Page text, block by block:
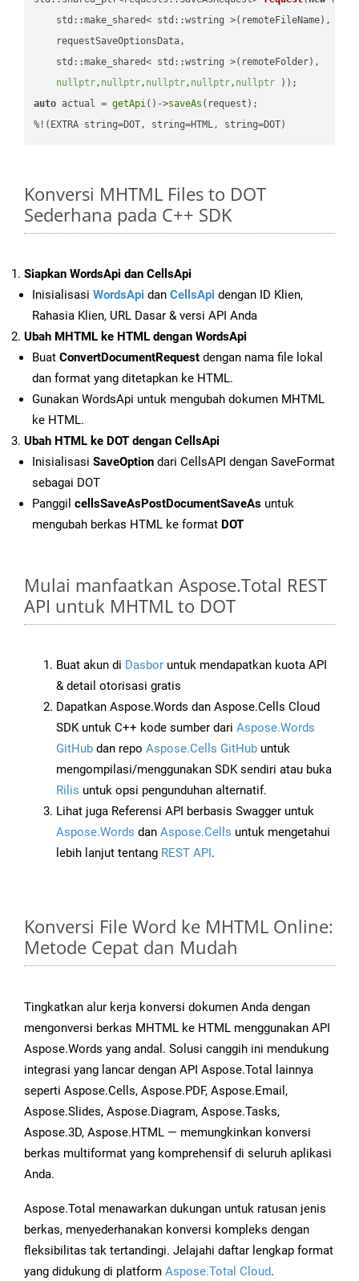
    std::make_shared< std::wstring >(remoteFileName),
    requestSaveOptionsData,
    std::make_shared< std::wstring >(remoteFolder),
nullptr, nullptr, nullptr, nullptr, nullptr ))
auto actual = getApi()->saveAs (request);
%!(EXTRA string=DOT, string=HTML, string=DOT)
Konversi MHTML Files to DOT
Sederhana pada C++ SDK
Siapkan WordsApi dan CellsApi
Inisialisasi WordsApi dan CellsApi dengan ID Klien,
Rahasia Klien, URL Dasar & versi API Anda
Ubah MHTML ke HTML dengan WordsApi
Buat ConvertDocumentRequest dengan nama file lokal
dan format yang ditetapkan ke HTML.
Gunakan WordsApi untuk mengubah dokumen MHTML
ke HTML.
Ubah HTML ke DOT dengan CellsApi
Inisialisasi SaveOption dari CellsAPI dengan SaveFormat
sebagai DOT
Panggil cellsSaveAsPostDocumentSaveAs untuk
mengubah berkas HTML ke format DOT
Mulai manfaatkan Aspose.Total REST
API untuk MHTML to DOT
Buat akun di Dasbor untuk mendapatkan kuota API
& detail otorisasi gratis
Dapatkan Aspose.Words dan Aspose.Cells Cloud
SDK untuk C++ kode sumber dari Aspose.Words
GitHub dan repo Aspose.Cells GitHub untuk
mengompilasi/menggunakan SDK sendiri atau buka
Rilis untuk opsi pengunduhan alternatif.
Lihat juga Referensi API berbasis Swagger untuk
Aspose.Words dan Aspose.Cells untuk mengetahui
lebih lanjut tentang REST API.
Konversi File Word ke MHTML Online:
Metode Cepat dan Mudah
Tingkatkan alur kerja konversi dokumen Anda dengan
mengonversi berkas MHTML ke HTML menggunakan API
Aspose.Words yang andal. Solusi canggih ini mendukung
integrasi yang lancar dengan API Aspose.Total lainnya
seperti Aspose.Cells, Aspose.PDF, Aspose.Email,
Aspose.Slides, Aspose.Diagram, Aspose.Tasks,
Aspose.3D, Aspose.HTML — memungkinkan konversi
berkas multiformat yang komprehensif di seluruh aplikasi
Anda.
Aspose.Total menawarkan dukungan untuk ratusan jenis
berkas, menyederhanakan konversi kompleks dengan
fleksibilitas tak tertandingi. Jelajahi daftar lengkap format
yang didukung di platform Aspose.Total Cloud.